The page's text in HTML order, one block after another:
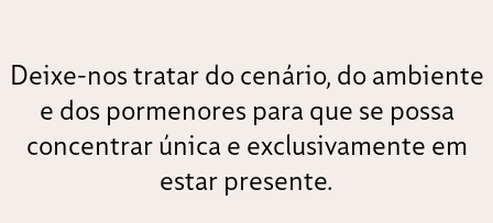
Deixe-nos tratar do cenário, do ambiente
e dos pormenores para que se possa
concentrar única e exclusivamente em
estar presente.